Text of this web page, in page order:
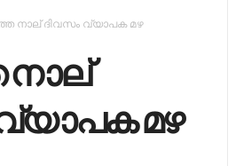
നാല് ദിവസം വ്യാപക മഴ
മഴ